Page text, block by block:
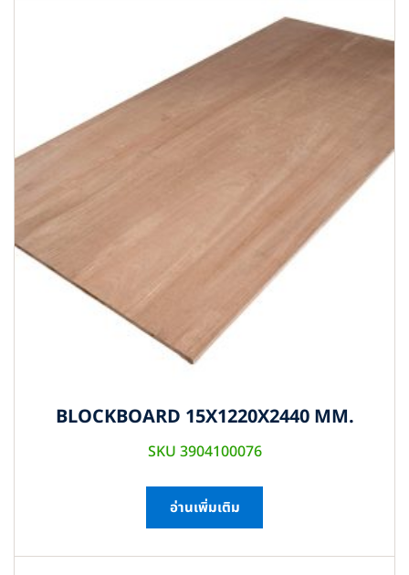
BLOCKBOARD 15X1220X2440 MM.
SKU 3904100076
อ่านเพิ่มเติม